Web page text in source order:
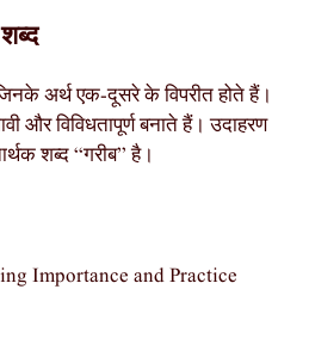
अर्थ एक-दूसरे के विपरीत होते हैं।
और विविधतापूर्ण बनाते हैं। उदाहरण
शब्द “गरीब” है।
Importance and Practice